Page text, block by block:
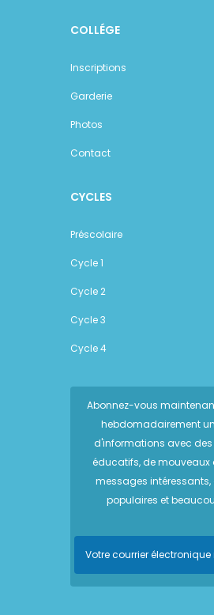
COLLÉGE
Inscriptions
Garderie
Photos
Contact
CYCLES
Préscolaire
Cycle 1
Cycle 2
Cycle 3
Cycle 4
Abonnez-vous
hebdomadairement
d'informations avec
éducatifs, de mouveaux
messages intéressants,
populaires et